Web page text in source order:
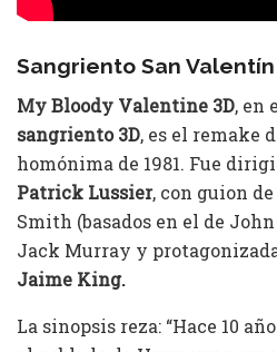
Sangriento San
My Bloody Valentine 3D, en
sangriento 3D, es el remake
homónima de 1981. Fue
Patrick Lussier, con guion
Smith (basados en el de
Jack Murray y
Jaime King.
La sinopsis reza: “Hace 10